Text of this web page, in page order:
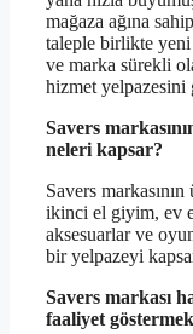
mağaza ağına
taleple birlikte yeni
ve marka sürekli
hizmet yelpazesini
Savers
neleri kapsar?
Savers
ikinci el giyim, ev
aksesuarlar ve
bir yelpazeyi
Savers markası
faaliyet